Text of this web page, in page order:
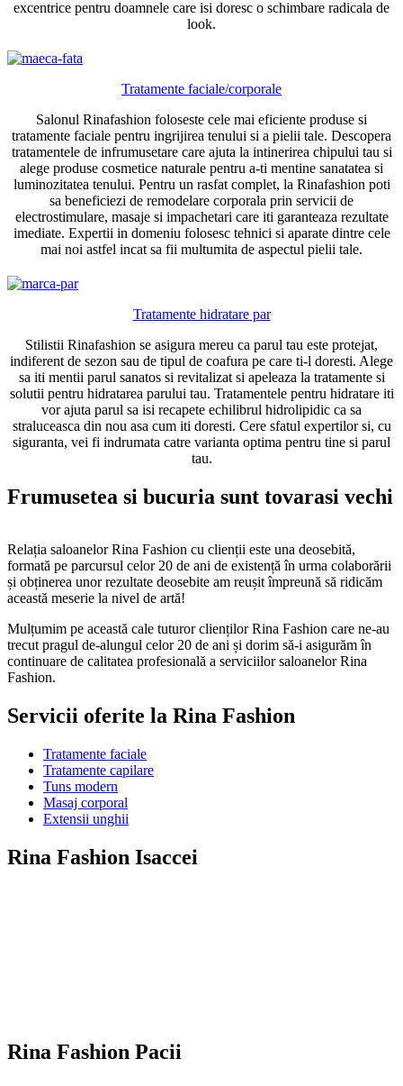
excentrice pentru doamnele care isi doresc o schimbare radicala de
look.
Tratamente faciale/corporale
Salonul Rinafashion foloseste cele mai eficiente produse si
tratamente faciale pentru ingrijirea tenului si a pielii tale. Descopera
tratamentele de infrumusetare care ajuta la intinerirea chipului tau si
alege produse cosmetice naturale pentru a-ti mentine sanatatea si
luminozitatea tenului. Pentru un rasfat complet, la Rinafashion poti
sa beneficiezi de remodelare corporala prin servicii de
electrostimulare, masaje si impachetari care iti garanteaza rezultate
imediate. Expertii in domeniu folosesc tehnici si aparate dintre cele
mai noi astfel incat sa fii multumita de aspectul pielii tale.
Tratamente hidratare par
Stilistii Rinafashion se asigura mereu ca parul tau este protejat,
indiferent de sezon sau de tipul de coafura pe care ti-l doresti. Alege
sa iti mentii parul sanatos si revitalizat si apeleaza la tratamente si
solutii pentru hidratarea parului tau. Tratamentele pentru hidratare iti
vor ajuta parul sa isi recapete echilibrul hidrolipidic ca sa
straluceasca din nou asa cum iti doresti. Cere sfatul expertilor si, cu
siguranta, vei fi indrumata catre varianta optima pentru tine si parul
tau.
Frumusetea si bucuria sunt tovarasi vechi
Relația saloanelor Rina Fashion cu clienții este una deosebită,
formată pe parcursul celor 20 de ani de existență în urma colaborării
și obținerea unor rezultate deosebite am reușit împreună să ridicăm
această meserie la nivel de artă!
Mulțumim pe această cale tuturor clienților Rina Fashion care ne-au
trecut pragul de-alungul celor 20 de ani și dorim să-i asigurăm în
continuare de calitatea profesională a serviciilor saloanelor Rina
Fashion.
Servicii oferite la Rina Fashion
Tratamente faciale
Tratamente capilare
Tuns modern
Masaj corporal
Extensii unghii
Rina Fashion Isaccei
Rina Fashion Pacii